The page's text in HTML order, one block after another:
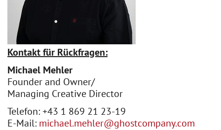
Kontakt für Rückfragen:
Michael Mehler
Founder and Owner/
Managing Creative Director
Telefon: +43 1 869 21 23-19
E-Mail: michael.mehler@ghostcompany.com